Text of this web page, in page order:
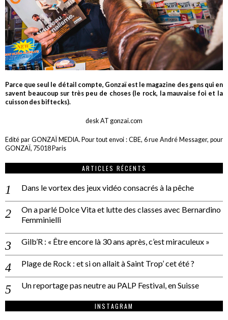
Parce que seul le détail compte, Gonzaï est le magazine des gens qui en
savent beaucoup sur très peu de choses (le rock, la mauvaise foi et la
cuisson des biftecks).
desk AT gonzai.com
Edité par GONZAÏ MEDIA. Pour tout envoi : CBE, 6 rue André Messager, pour
GONZAÏ, 75018 Paris
ARTICLES RÉCENTS
Dans le vortex des jeux vidéo consacrés à la pêche
On a parlé Dolce Vita et lutte des classes avec Bernardino
Femminielli
Gilb’R : « Être encore là 30 ans après, c’est miraculeux »
Plage de Rock : et si on allait à Saint Trop’ cet été ?
Un reportage pas neutre au PALP Festival, en Suisse
INSTAGRAM